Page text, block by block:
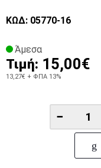
ΚΩΔ: 05770-16
Άμεσα
Τιμή: 15,00€
13,27€ + ΦΠΑ 13%
−